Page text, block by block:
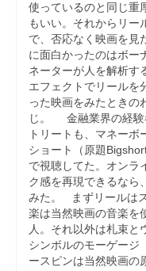
使っているのと同じ重
もいい。それからリー
で、否応なく映画を見
に面白かったのはボー
ネーターが人を解析す
エフェクトでリールを
った映画をみたとき
じ。 金融業界の経験
トリートも、マネー
ショート（原題
で視聴してた。オンラ
ク感を再現できるなら
みた。 まずリールは
楽は当然映画の音楽を
人。それ以外は札束と
シンボルのモーゲージ
ースピンは当然映画の